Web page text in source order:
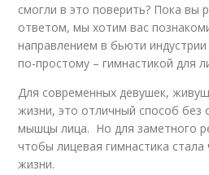
смогли в это поверить? Пока вы
ответом, мы хотим вас
направлением в бьюти
по-простому – гимнастикой для
Для современных девушек,
жизни, это отличный способ без
мышцы лица. Но для заметного
чтобы лицевая гимнастика
жизни.